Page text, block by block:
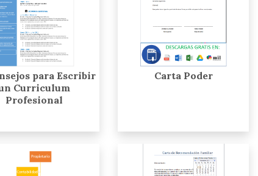
para Escribir
Curriculum
Profesional
Carta Poder